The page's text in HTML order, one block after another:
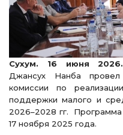
Сухум. 16 июня
Джансух Нанба
комиссии по
поддержки малого и
2026–2028 гг.
17 ноября 2025 года.